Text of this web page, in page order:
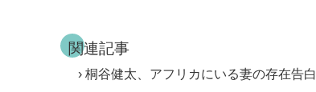
関連記事
桐谷健太、アフリカにいる妻の存在告白